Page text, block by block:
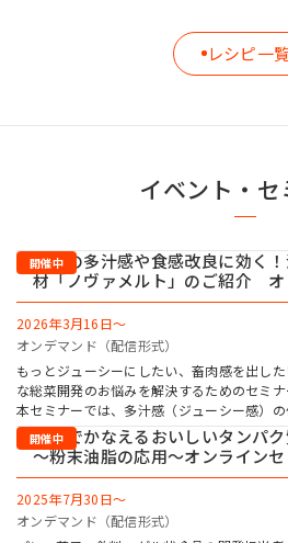
のある仕上がりになります。
レシピ一覧
イベント・セ
総菜の多汁感や食感改良に効く
材「ノヴァメルト」のご紹介 オ
ンセミナー
2026年3月16日～
オンデマンド（配信形式）
もっとジューシーにしたい、畜肉感を出し
な総菜開発のお悩みを解決するためのセミナ
本セミナーでは、多汁感（ジューシー感）の
感改良、歩留まり向上といった効果を発揮
ァメルト」をご紹介。お申し込みは無料、い
聴可能です。ぜひご覧ください！
油脂でかなえるおいしいタンパ
～粉末油脂の応用～オンラインセ
2025年7月30日～
オンデマンド（配信形式）